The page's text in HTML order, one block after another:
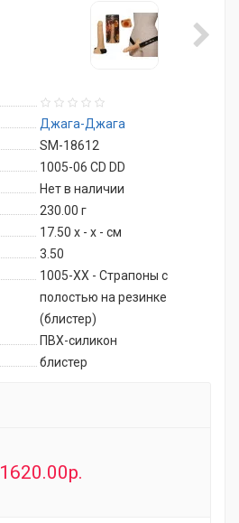
Джага-Джага
SM-18612
1005-06 CD DD
Нет в наличии
230.00 г
17.50 x - x - см
3.50
1005-ХХ - Страпоны с
полостью на резинке
(блистер)
ПВХ-силикон
блистер
1620.00р.